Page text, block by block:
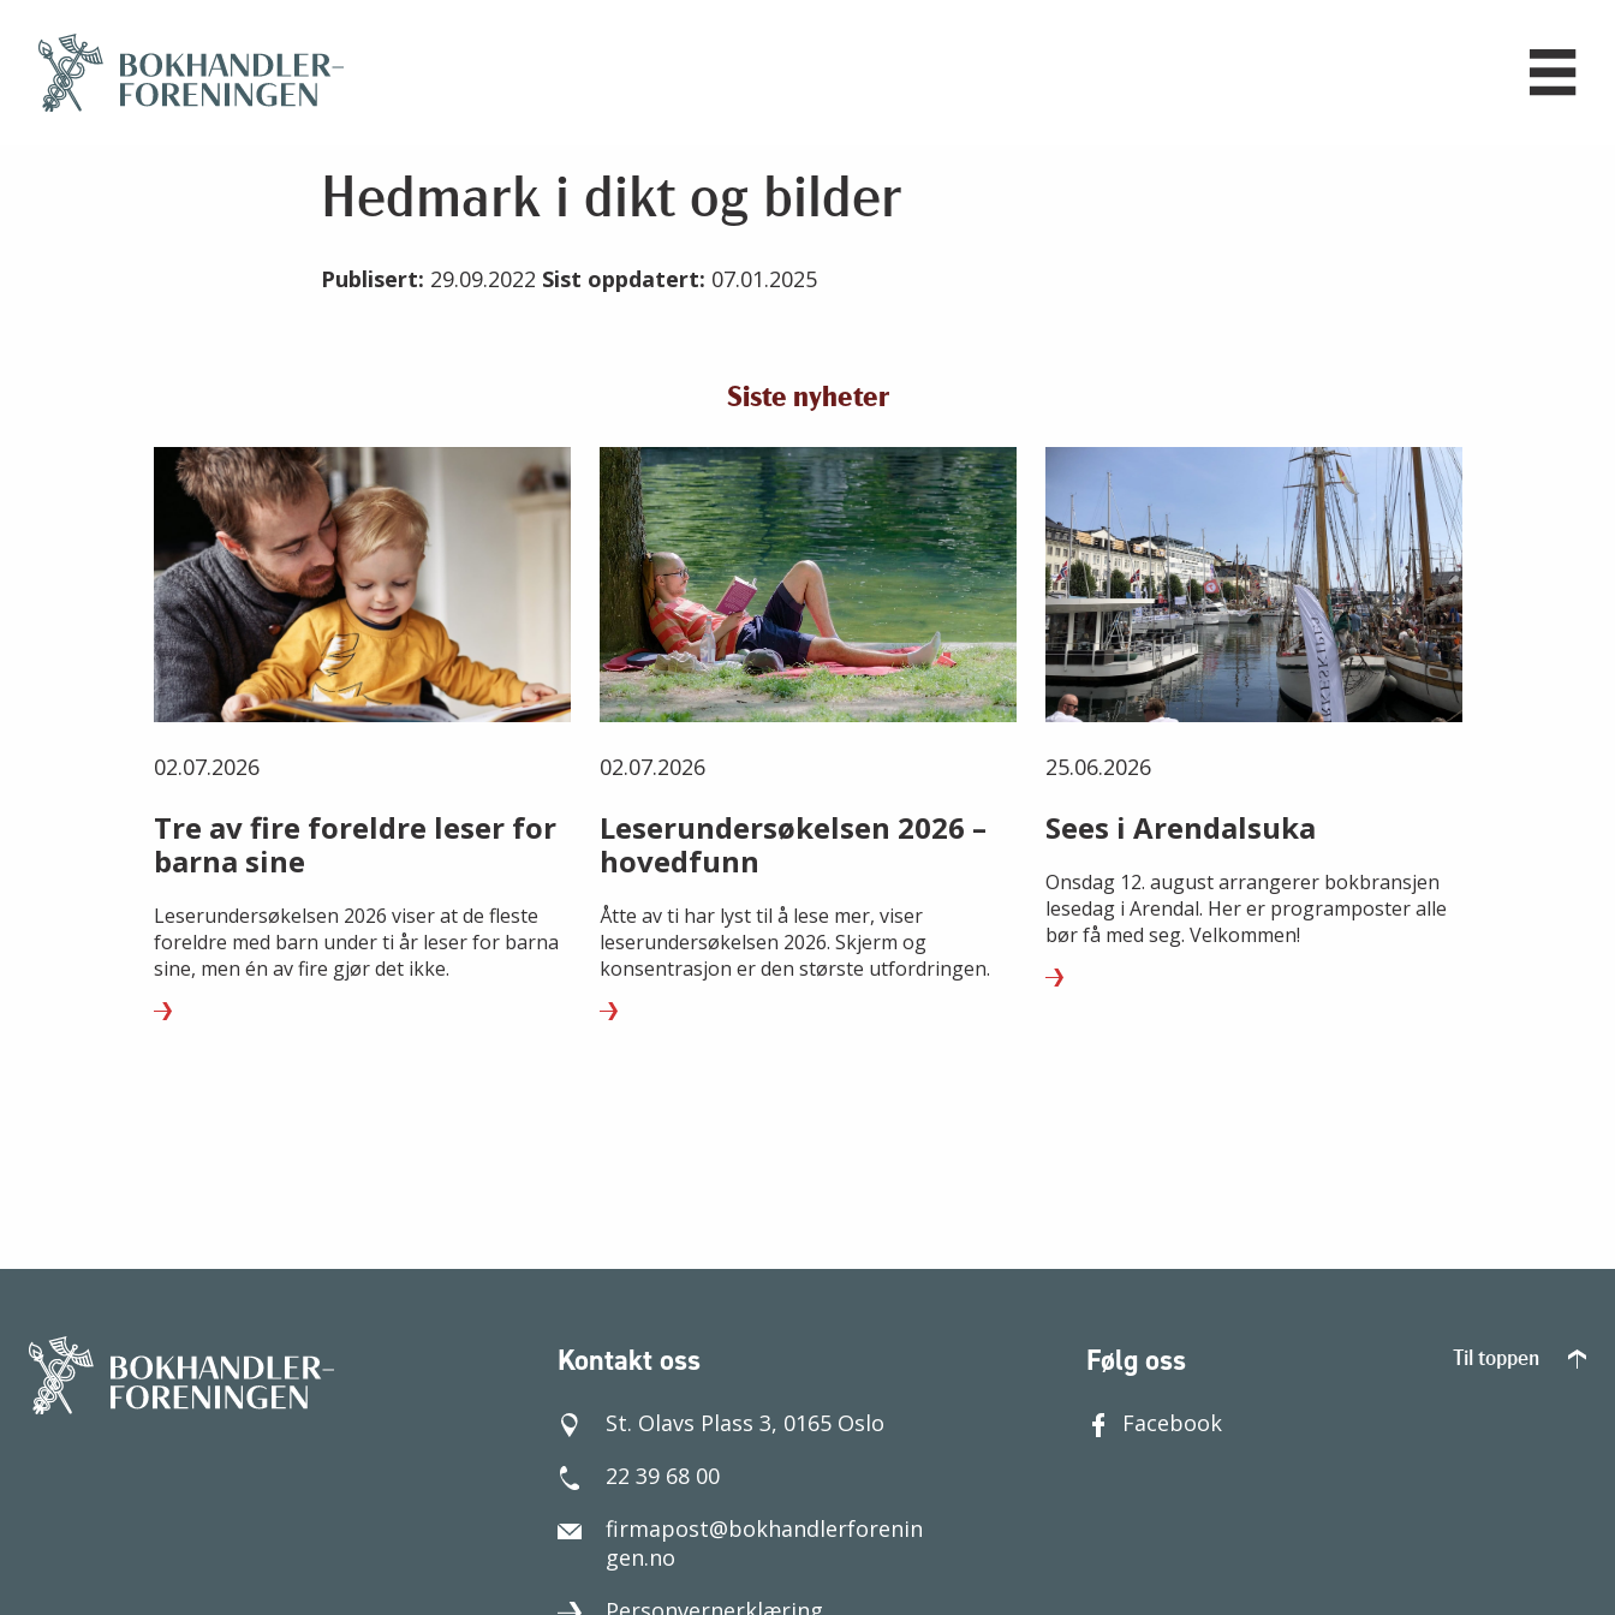
Hedmark i dikt og bilder
Publisert: 29.09.2022 Sist oppdatert: 07.01.2025
Siste nyheter
02.07.2026
Tre av fire foreldre leser for
barna sine
Leserundersøkelsen 2026 viser at de fleste
foreldre med barn under ti år leser for barna
sine, men én av fire gjør det ikke.
02.07.2026
Leserundersøkelsen 2026 –
hovedfunn
Åtte av ti har lyst til å lese mer, viser
leserundersøkelsen 2026. Skjerm og
konsentrasjon er den største utfordringen.
25.06.2026
Sees i Arendalsuka
Onsdag 12. august arrangerer bokbransjen
lesedag i Arendal. Her er programposter alle
bør få med seg. Velkommen!
Kontakt oss
St. Olavs Plass 3, 0165 Oslo
22 39 68 00
firmapost@bokhandlerforenin
gen.no
Følg oss
Facebook
Til toppen